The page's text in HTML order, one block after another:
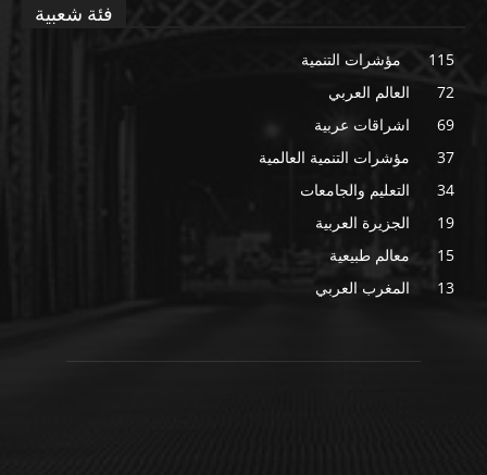
فئة شعبية
مؤشرات التنمية
115
العالم العربي
72
اشراقات عربية
69
مؤشرات التنمية العالمية
37
التعليم والجامعات
34
الجزيرة العربية
19
معالم طبيعية
15
المغرب العربي
13